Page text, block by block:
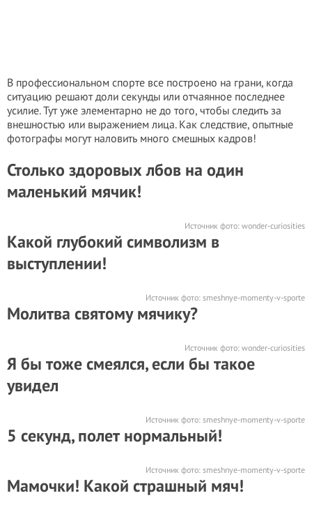
В профессиональном спорте все построено на грани, когда
ситуацию решают доли секунды или отчаянное последнее
усилие. Тут уже элементарно не до того, чтобы следить за
внешностью или выражением лица. Как следствие, опытные
фотографы могут наловить много смешных кадров!
Столько здоровых лбов на один
маленький мячик!
Источник фото: wonder-curiosities
Какой глубокий символизм в
выступлении!
Источник фото: smeshnye-momenty-v-sporte
Молитва святому мячику?
Источник фото: wonder-curiosities
Я бы тоже смеялся, если бы такое
увидел
Источник фото: smeshnye-momenty-v-sporte
5 секунд, полет нормальный!
Источник фото: smeshnye-momenty-v-sporte
Мамочки! Какой страшный мяч!